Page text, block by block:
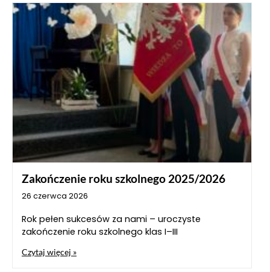
Zakończenie roku szkolnego 2025/2026
26 czerwca 2026
Rok pełen sukcesów za nami – uroczyste
zakończenie roku szkolnego klas I–III
Czytaj więcej »